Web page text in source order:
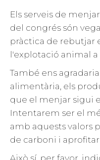
Els serveis de
del congrés són
pràctica de rebutjar
l'explotació animal
També ens
alimentària, els
que el menjar sigui
Intentarem ser el
amb aquests valors
de carboni i
Això sí, per favor,